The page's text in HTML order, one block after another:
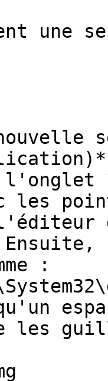
une
les
:
les